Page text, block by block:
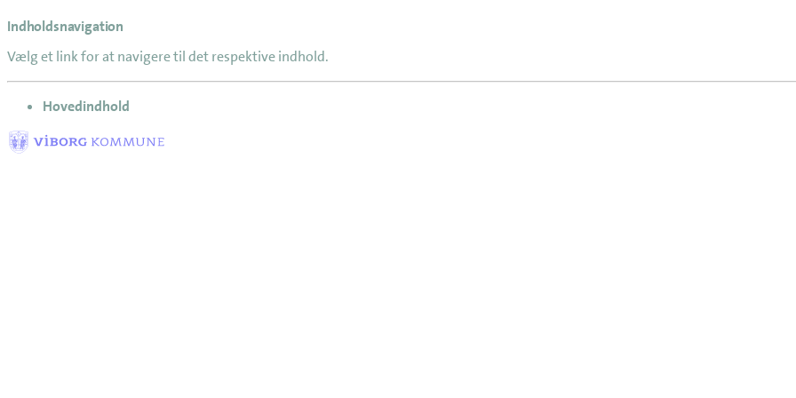
Indholdsnavigation
Vælg et link for at navigere til det respektive indhold.
gå til
Hovedindhold